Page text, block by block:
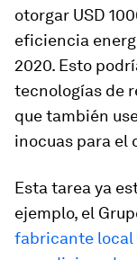
otorgar USD
eficiencia
2020. Esto
tecnologías de
que también
inocuas para el
Esta tarea ya
ejemplo, el
fabricante local